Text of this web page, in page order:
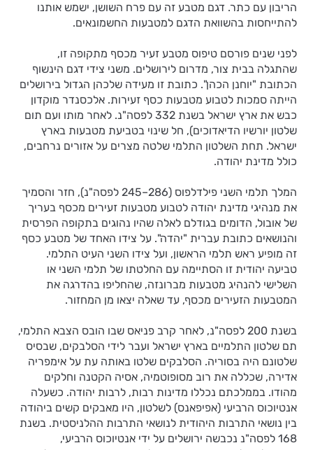
הריבון עם כתר. דגם מטבע זה עם פרח השושן, ישמש אותנו
להתייחסות בהשוואת הדגם למטבעות החשמונאים.
לפני שנים פורסם טיפוס מטבע זעיר מכסף מתקופה זו,
שהתגלה בבית צור, מדרום לירושלים. משני צידי דגם הינשוף
הכתובת "יוחנן הכהן". כתובת זו מעידה שלכהן הגדול בירושלים
הייתה סמכות לטבוע מטבעות כסף זעירות. אלכסנדר מוקדון
כבש את ארץ ישראל בשנת 332 לפסה"נ. לאחר מותו ועם תום
שלטון יורשיו הדיאדוכים), חל שינוי בטביעת מטבעות בארץ
ישראל. תחת השלטון התלמי שלטה מצרים על אזורים נרחבים,
כולל מדינת יהודה.
המלך תלמי השני פילדלפוס (286–245 לפסה"נ), חזר והסמיך
את מנהיגי מדינת יהודה לטבוע מטבעות זעירים מכסף בעריך
של אובול, הדומים בגודלם לאלה שהיו נהוגים בתקופה הפרסית
והנושאים כתובת עברית "יהדה". על צידו האחד של מטבע כסף
זה מופיע ראש תלמי הראשון, ועל צידו השני העיט התלמי.
טביעה יהודית זו הסתיימה עם החלטתו של תלמי השני או
השלישי להנהיג מטבעות מברונזה, שהחליפו בהדרגה את
המטבעות הזעירים מכסף, עד שאלה יצאו מן המחזור.
בשנת 200 לפסה"נ, לאחר קרב פניאס שבו הובס הצבא התלמי,
תם שלטון התלמיים בארץ ישראל ועבר לידי הסלבקים, שבסיס
שלטונם היה בסוריה. הסלבקים שלטו באותה עת על אימפריה
אדירה, שכללה את רוב מסופוטמיה, אסיה הקטנה וחלקים
מהודו. בממלכתם נכללו מדינות רבות, לרבות יהודה. כשעלה
אנטיוכוס הרביעי (אפיפאנס) לשלטון, היו מאבקים קשים ביהודה
בין נושאי התרבות היהודית לנושאי התרבות ההלניסטית. בשנת
168 לפסה"נ נכבשה ירושלים על ידי אנטיוכוס הרביעי,